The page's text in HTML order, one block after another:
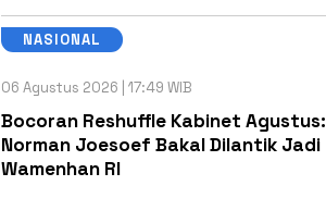
NASIONAL
06 Agustus 2026 | 17:49 WIB
Bocoran Reshuffle Kabinet Agustus:
Norman Joesoef Bakal Dilantik Jadi
Wamenhan RI